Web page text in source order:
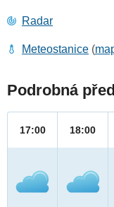
Radar
Meteostanice (
Podrobná
17:00 18:00